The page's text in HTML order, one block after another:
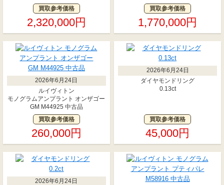
買取参考価格
2,320,000円
買取参考価格
1,770,000円
2026年6月24日
ルイヴィトン
モノグラムアンプラント オンザゴー
GM M44925 中古品
買取参考価格
260,000円
2026年6月24日
ダイヤモンドリング
0.13ct
買取参考価格
45,000円
2026年6月24日